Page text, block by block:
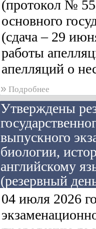
(протокол №
основного
(сдача – 29
работы
апелляций о
»Подробнее
Утверждены
выпускного
биологии,
английскому
(резервный
04 июля 2026